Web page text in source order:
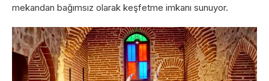
mekandan bağımsız olarak keşfetme imkanı sunuyor.